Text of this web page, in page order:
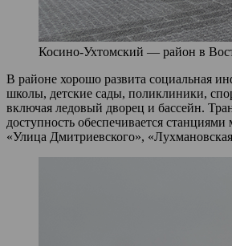
Косино-Ухтомский — район в
В районе хорошо развита социальная
школы, детские сады, поликлиники,
включая ледовый дворец и бассейн.
доступность обеспечивается
«Улица Дмитриевского»,